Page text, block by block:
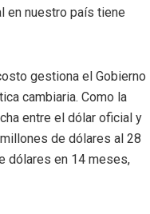
en nuestro país tiene
gestiona el Gobierno
cambiaria. Como la
entre el dólar oficial y
de dólares al 28
dólares en 14 meses,